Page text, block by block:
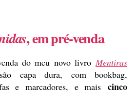
, em pré-venda
do meu novo livro Mentiras
capa dura, com bookbag,
e marcadores, e mais cinco